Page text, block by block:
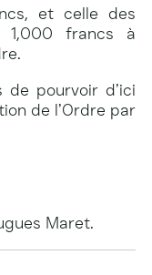
et celle des
1,000 francs à
pourvoir d’ici
de l’Ordre par
Maret.